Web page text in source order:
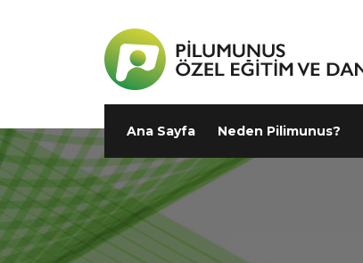
Ana Sayfa Neden Pilimunus?